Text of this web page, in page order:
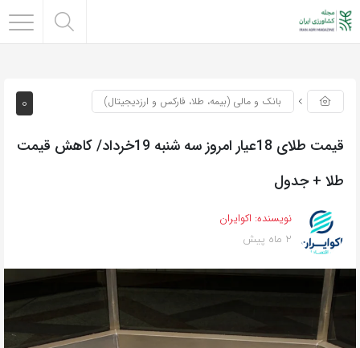
0 بانک و مالی (بیمه، طلا، فارکس و ارزدیجیتال)
قیمت طلای 18عیار امروز سه شنبه 19خرداد/ کاهش قیمت
طلا + جدول
نویسنده: اکوایران
2 ماه پیش